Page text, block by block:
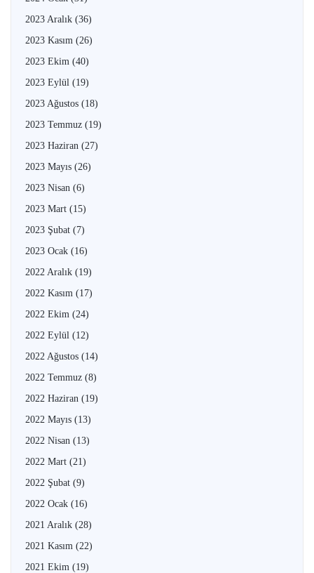
2023 Aralık (36)
2023 Kasım (26)
2023 Ekim (40)
2023 Eylül (19)
2023 Ağustos (18)
2023 Temmuz (19)
2023 Haziran (27)
2023 Mayıs (26)
2023 Nisan (6)
2023 Mart (15)
2023 Şubat (7)
2023 Ocak (16)
2022 Aralık (19)
2022 Kasım (17)
2022 Ekim (24)
2022 Eylül (12)
2022 Ağustos (14)
2022 Temmuz (8)
2022 Haziran (19)
2022 Mayıs (13)
2022 Nisan (13)
2022 Mart (21)
2022 Şubat (9)
2022 Ocak (16)
2021 Aralık (28)
2021 Kasım (22)
2021 Ekim (19)